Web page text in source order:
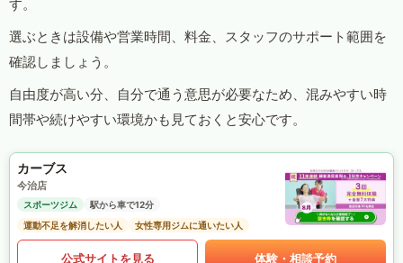
す。
選ぶときは設備や営業時間、料金、スタッフのサポート範囲を
確認しましょう。
自由度が高い分、自分で通う意思が必要なため、混みやすい時
間帯や続けやすい環境かも見ておくと安心です。
カーブス
今治店
スポーツジム
駅から車で12分
運動不足を解消したい人
女性専用ジムに通いたい人
公式サイトを見る 体験・相談予約